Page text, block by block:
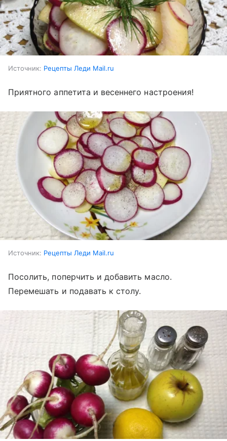
Источник: Рецепты Леди Mail.ru
Приятного аппетита и весеннего настроения!
Источник: Рецепты Леди Mail.ru
Посолить, поперчить и добавить масло.
Перемешать и подавать к столу.